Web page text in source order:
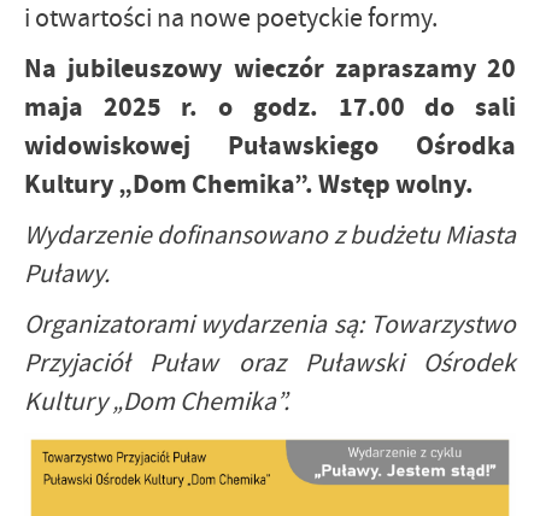
i otwartości na nowe poetyckie formy.
Na jubileuszowy wieczór zapraszamy 20
maja 2025 r. o godz. 17.00 do sali
widowiskowej Puławskiego Ośrodka
Kultury „Dom Chemika”. Wstęp wolny.
Wydarzenie dofinansowano z budżetu Miasta
Puławy.
Organizatorami wydarzenia są: Towarzystwo
Przyjaciół Puław oraz Puławski Ośrodek
Kultury „Dom Chemika”.